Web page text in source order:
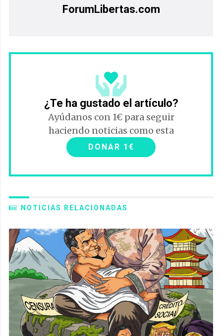
ForumLibertas.com
¿Te ha gustado el artículo?
Ayúdanos con 1€ para seguir
haciendo noticias como esta
DONAR 1€
NOTICIAS RELACIONADAS